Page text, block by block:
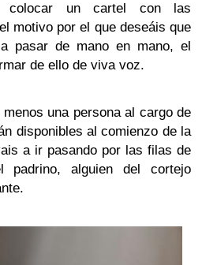
colocar un cartel con las
motivo por el que deseáis que
pasar de mano en mano, el
de ello de viva voz.
una persona al cargo de
disponibles al comienzo de la
a ir pasando por las filas de
padrino, alguien del cortejo